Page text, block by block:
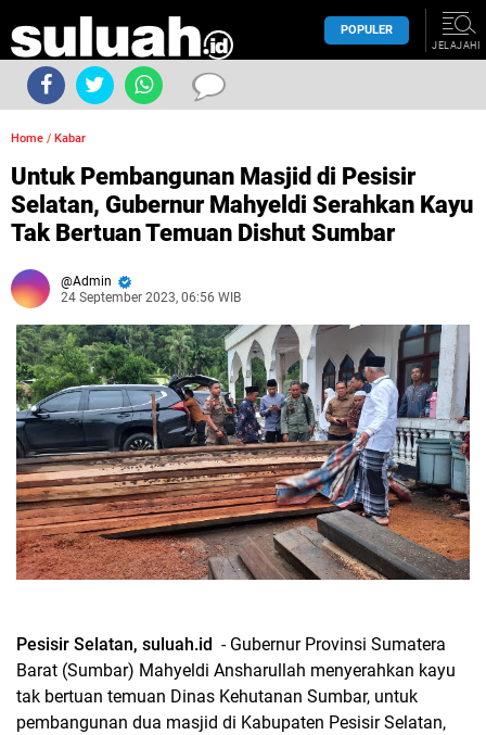
POPULER
JELAJAHI
Home / Kabar
Untuk Pembangunan Masjid di Pesisir
Selatan, Gubernur Mahyeldi Serahkan Kayu
Tak Bertuan Temuan Dishut Sumbar
Admin
24 September 2023, 06:56 WIB
Pesisir Selatan, suluah.id - Gubernur Provinsi Sumatera
Barat (Sumbar) Mahyeldi Ansharullah menyerahkan kayu
tak bertuan temuan Dinas Kehutanan Sumbar, untuk
pembangunan dua masjid di Kabupaten Pesisir Selatan,